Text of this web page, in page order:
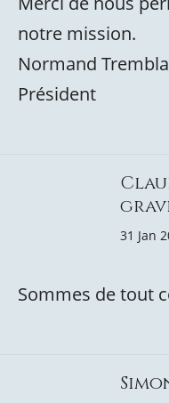
notre mission.
Normand
Président
31 Jan
Sommes de tout